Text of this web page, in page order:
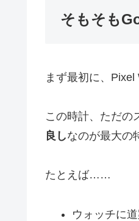
そもそも
まず最初に、Pixel
この時計、ただの
良しなのが最大の
たとえば……
ウォッチに